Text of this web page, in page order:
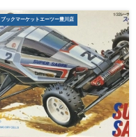
ブックマーケットエーツー豊川店